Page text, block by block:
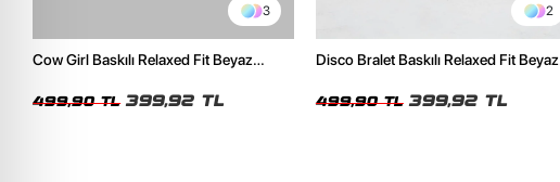
3
Cow Girl Baskılı Relaxed Fit Beyaz
499,90 TL 399,92 TL
2
Disco Bralet Baskılı Relaxed Fit Beyaz
499,90 TL 399,92 TL